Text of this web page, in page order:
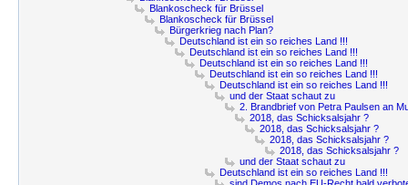
Blankoscheck für Brüssel
Blankoscheck für Brüssel
Bürgerkrieg nach Plan?
Deutschland ist ein so reiches Land !!!
Deutschland ist ein so reiches Land !!!
Deutschland ist ein so reiches Land !!!
Deutschland ist ein so reiches Land !!!
Deutschland ist ein so reiches Land !!!
und der Staat schaut zu
2. Brandbrief von Petra Paulsen an
2018, das Schicksalsjahr ?
2018, das Schicksalsjahr ?
2018, das Schicksalsjahr ?
2018, das Schicksalsjahr ?
und der Staat schaut zu
Deutschland ist ein so reiches Land !!!